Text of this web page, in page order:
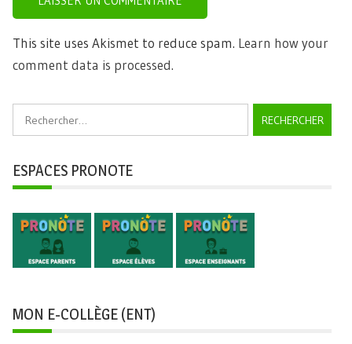
This site uses Akismet to reduce spam. Learn how your
comment data is processed.
Rechercher :
ESPACES PRONOTE
MON E-COLLÈGE (ENT)